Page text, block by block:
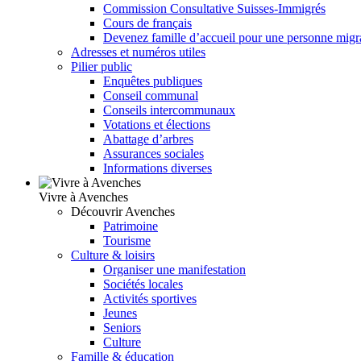
Commission Consultative Suisses-Immigrés
Cours de français
Devenez famille d’accueil pour une personne
Adresses et numéros utiles
Pilier public
Enquêtes publiques
Conseil communal
Conseils intercommunaux
Votations et élections
Abattage d’arbres
Assurances sociales
Informations diverses
Vivre à Avenches
Découvrir Avenches
Patrimoine
Tourisme
Culture & loisirs
Organiser une manifestation
Sociétés locales
Activités sportives
Jeunes
Seniors
Culture
Famille & éducation